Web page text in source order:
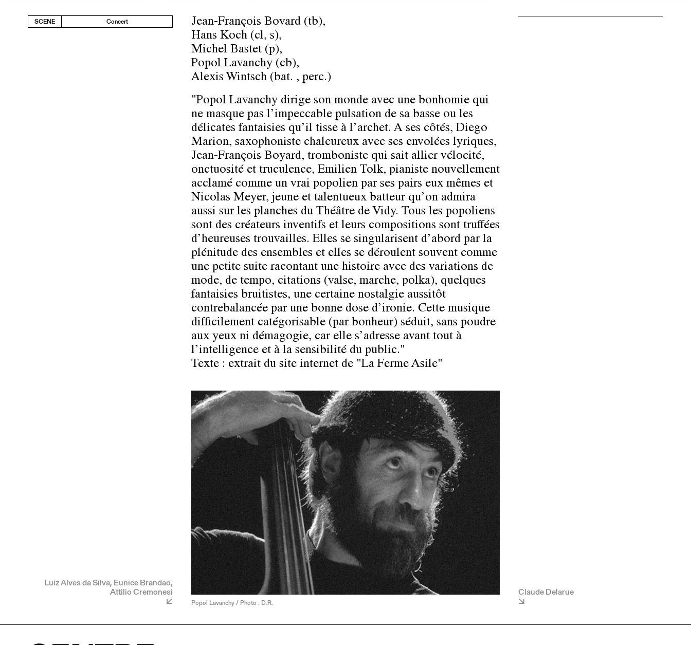
SCENE Concert
Luiz Alves da Silva, Eunice Brandao,
Attilio Cremonesi
Jean-François Bovard (tb),
Hans Koch (cl, s),
Michel Bastet (p),
Popol Lavanchy (cb),
Alexis Wintsch (bat. , perc.)
"Popol Lavanchy dirige son monde avec une bonhomie qui
ne masque pas l’impeccable pulsation de sa basse ou les
délicates fantaisies qu’il tisse à l’archet. A ses côtés, Diego
Marion, saxophoniste chaleureux avec ses envolées lyriques,
Jean-François Boyard, tromboniste qui sait allier vélocité,
onctuosité et truculence, Emilien Tolk, pianiste nouvellement
acclamé comme un vrai popolien par ses pairs eux mêmes et
Nicolas Meyer, jeune et talentueux batteur qu’on admira
aussi sur les planches du Théâtre de Vidy. Tous les popoliens
sont des créateurs inventifs et leurs compositions sont truffées
d’heureuses trouvailles. Elles se singularisent d’abord par la
plénitude des ensembles et elles se déroulent souvent comme
une petite suite racontant une histoire avec des variations de
mode, de tempo, citations (valse, marche, polka), quelques
fantaisies bruitistes, une certaine nostalgie aussitôt
contrebalancée par une bonne dose d’ironie. Cette musique
difficilement catégorisable (par bonheur) séduit, sans poudre
aux yeux ni démagogie, car elle s’adresse avant tout à
l’intelligence et à la sensibilité du public."
Texte : extrait du site internet de "La Ferme Asile"
Popol Lavanchy / Photo : D.R.
Claude Delarue